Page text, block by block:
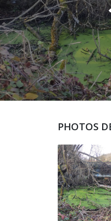
PHOTOS